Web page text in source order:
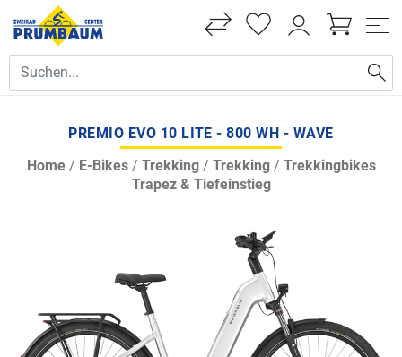
PREMIO EVO 10 LITE - 800 WH - WAVE
Home/ E-Bikes/ Trekking/ Trekking/ Trekkingbikes
Trapez & Tiefeinstieg